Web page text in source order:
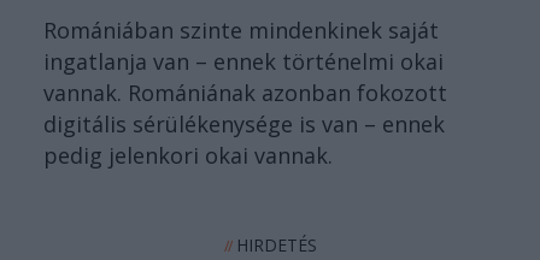
Romániában szinte mindenkinek saját
ingatlanja van – ennek történelmi okai
vannak. Romániának azonban fokozott
digitális sérülékenysége is van – ennek
pedig jelenkori okai vannak.
//HIRDETÉS